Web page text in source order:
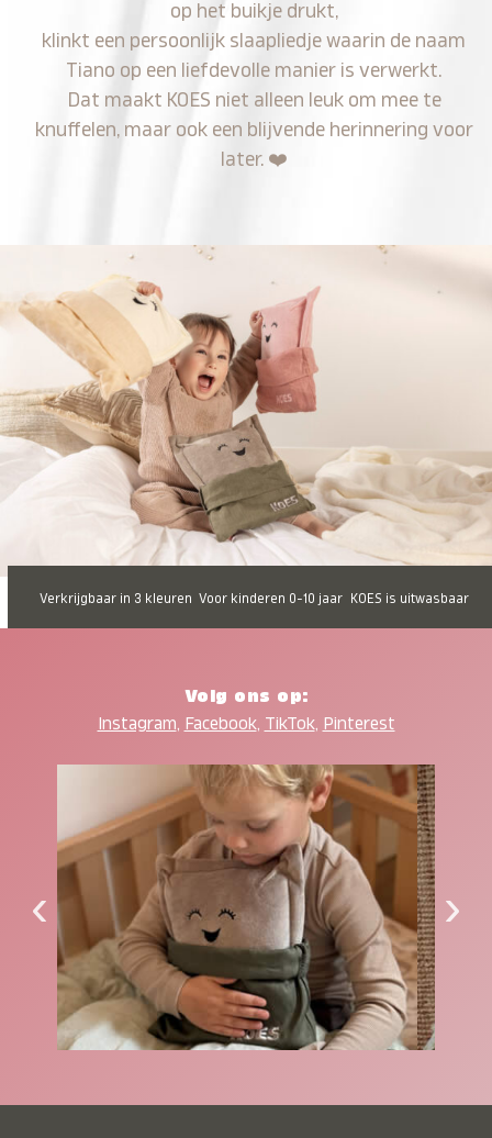
op het buikje drukt,
klinkt een persoonlijk slaapliedje waarin de naam
Tiano op een liefdevolle manier is verwerkt.
Dat maakt KOES niet alleen leuk om mee te
knuffelen, maar ook een blijvende herinnering voor
later. ❤️
Verkrijgbaar in 3 kleuren Voor kinderen 0-10 jaar KOES is uitwasbaar
Volg ons op:
Instagram, Facebook, TikTok, Pinterest
‹ ›